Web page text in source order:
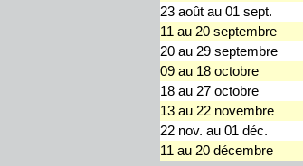
23 août au 01 sept.
11 au 20 septembre
20 au 29 septembre
09 au 18 octobre
18 au 27 octobre
13 au 22 novembre
22 nov. au 01 déc.
11 au 20 décembre